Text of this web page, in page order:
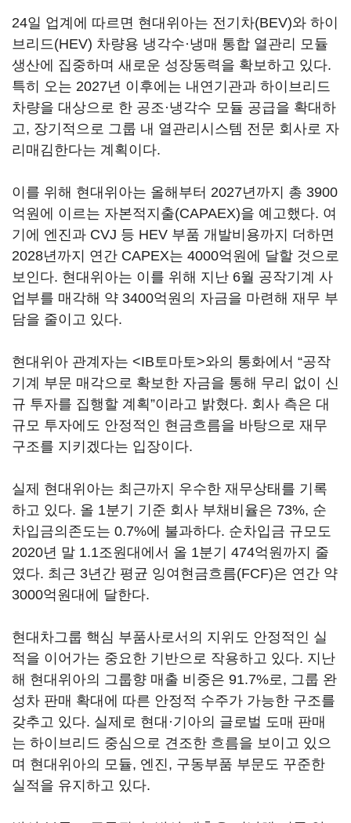
24일 업계에 따르면 현대위아는 전기차(BEV)와 하이
브리드(HEV) 차량용 냉각수·냉매 통합 열관리 모듈
생산에 집중하며 새로운 성장동력을 확보하고 있다.
특히 오는 2027년 이후에는 내연기관과 하이브리드
차량을 대상으로 한 공조·냉각수 모듈 공급을 확대하
고, 장기적으로 그룹 내 열관리시스템 전문 회사로 자
리매김한다는 계획이다.
이를 위해 현대위아는 올해부터 2027년까지 총 3900
억원에 이르는 자본적지출(CAPAEX)을 예고했다. 여
기에 엔진과 CVJ 등 HEV 부품 개발비용까지 더하면
2028년까지 연간 CAPEX는 4000억원에 달할 것으로
보인다. 현대위아는 이를 위해 지난 6월 공작기계 사
업부를 매각해 약 3400억원의 자금을 마련해 재무 부
담을 줄이고 있다.
현대위아 관계자는 <IB토마토>와의 통화에서 “공작
기계 부문 매각으로 확보한 자금을 통해 무리 없이 신
규 투자를 집행할 계획”이라고 밝혔다. 회사 측은 대
규모 투자에도 안정적인 현금흐름을 바탕으로 재무
구조를 지키겠다는 입장이다.
실제 현대위아는 최근까지 우수한 재무상태를 기록
하고 있다. 올 1분기 기준 회사 부채비율은 73%, 순
차입금의존도는 0.7%에 불과하다. 순차입금 규모도
2020년 말 1.1조원대에서 올 1분기 474억원까지 줄
였다. 최근 3년간 평균 잉여현금흐름(FCF)은 연간 약
3000억원대에 달한다.
현대차그룹 핵심 부품사로서의 지위도 안정적인 실
적을 이어가는 중요한 기반으로 작용하고 있다. 지난
해 현대위아의 그룹향 매출 비중은 91.7%로, 그룹 완
성차 판매 확대에 따른 안정적 수주가 가능한 구조를
갖추고 있다. 실제로 현대·기아의 글로벌 도매 판매
는 하이브리드 중심으로 견조한 흐름을 보이고 있으
며 현대위아의 모듈, 엔진, 구동부품 부문도 꾸준한
실적을 유지하고 있다.